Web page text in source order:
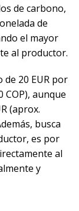
de carbono,
de
el mayor
al productor.
20 EUR por
COP), aunque
(aprox.
busca
es por
al
y